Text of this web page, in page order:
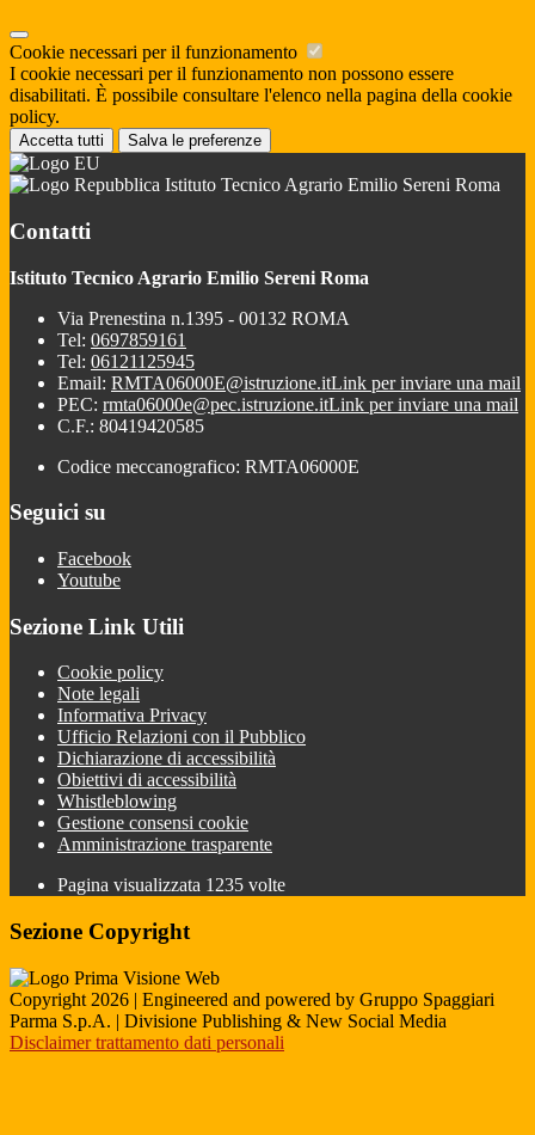
Cookie necessari per il funzionamento
I cookie necessari per il funzionamento non possono essere
disabilitati. È possibile consultare l'elenco nella pagina della cookie
policy.
Accetta tutti Salva le preferenze
Istituto Tecnico Agrario Emilio Sereni Roma
Contatti
Istituto Tecnico Agrario Emilio Sereni Roma
Via Prenestina n.1395 - 00132 ROMA
Tel: 0697859161
Tel: 06121125945
Email: RMTA06000E@istruzione.itLink per inviare una mail
PEC: rmta06000e@pec.istruzione.itLink per inviare una mail
C.F.: 80419420585
Codice meccanografico: RMTA06000E
Seguici su
Facebook
Youtube
Sezione Link Utili
Cookie policy
Note legali
Informativa Privacy
Ufficio Relazioni con il Pubblico
Dichiarazione di accessibilità
Obiettivi di accessibilità
Whistleblowing
Gestione consensi cookie
Amministrazione trasparente
Pagina visualizzata 1235 volte
Sezione Copyright
Copyright 2026 | Engineered and powered by Gruppo Spaggiari
Parma S.p.A. | Divisione Publishing & New Social Media
Disclaimer trattamento dati personali